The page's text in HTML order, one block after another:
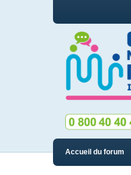
Accueil du forum